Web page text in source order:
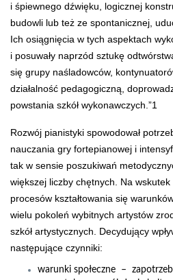
i śpiewnego dźwięku, logicznej
budowli lub też ze spontanicznej,
Ich osiągnięcia w tych aspektach
i posuwały naprzód sztukę
się grupy naśladowców,
działalność pedagogiczną,
powstania szkół wykonawczych.”1
Rozwój pianistyki spowodował
nauczania gry fortepianowej i
tak w sensie poszukiwań
większej liczby chętnych. Na wskutek
procesów kształtowania się
wielu pokoleń wybitnych artystów
szkół artystycznych. Decydujący
następujące czynniki:
warunki społeczne –